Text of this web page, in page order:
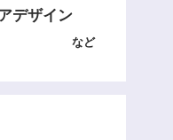
デザイン
ど